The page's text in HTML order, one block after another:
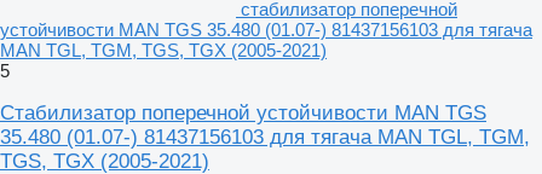
стабилизатор поперечной
устойчивости MAN TGS 35.480 (01.07-) 81437156103 для тягача
MAN TGL, TGM, TGS, TGX (2005-2021)
5
Стабилизатор поперечной устойчивости MAN TGS
35.480 (01.07-) 81437156103 для тягача MAN TGL, TGM,
TGS, TGX (2005-2021)